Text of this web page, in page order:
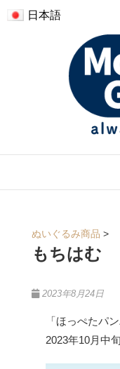
日本語
モ
ぬいぐるみ商品 >
もちはむ
2023年8月24日
「ほっぺたパ
2023年10月中